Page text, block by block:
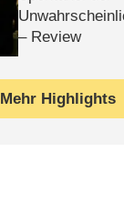
– Review
Mehr Highlights